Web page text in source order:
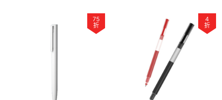
75
折
4
折